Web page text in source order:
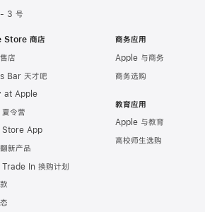
- 3 号
Store 商店
店
Bar 天才吧
at Apple
令营
Store App
新产品
In 换购计划
商务应用
Apple 与商务
商务选购
教育应用
Apple 与教育
高校师生选购